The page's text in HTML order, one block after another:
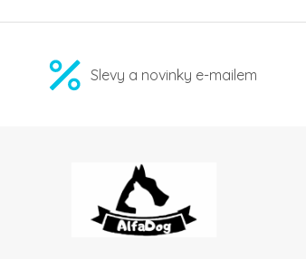
Slevy a novinky e-mailem